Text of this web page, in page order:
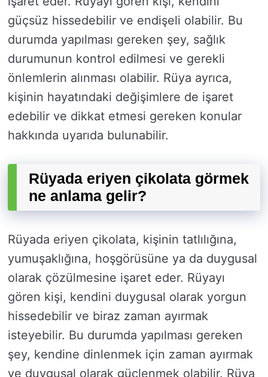
güçsüz hissedebilir ve endişeli olabilir. Bu
durumda yapılması gereken şey, sağlık
durumunun kontrol edilmesi ve gerekli
önlemlerin alınması olabilir. Rüya ayrıca,
kişinin hayatındaki değişimlere de işaret
edebilir ve dikkat etmesi gereken konular
hakkında uyarıda bulunabilir.
Rüyada eriyen çikolata görmek
ne anlama gelir?
Rüyada eriyen çikolata, kişinin tatlılığına,
yumuşaklığına, hoşgörüsüne ya da duygusal
olarak çözülmesine işaret eder. Rüyayı
gören kişi, kendini duygusal olarak yorgun
hissedebilir ve biraz zaman ayırmak
isteyebilir. Bu durumda yapılması gereken
şey, kendine dinlenmek için zaman ayırmak
ve duygusal olarak güçlenmek olabilir. Rüya